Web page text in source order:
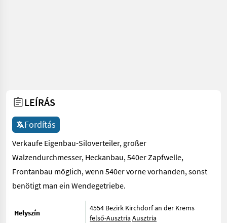
LEÍRÁS
Fordítás
Verkaufe Eigenbau-Siloverteiler, großer
Walzendurchmesser, Heckanbau, 540er Zapfwelle,
Frontanbau möglich, wenn 540er vorne vorhanden, sonst
benötigt man ein Wendegetriebe.
Helyszín
4554 Bezirk Kirchdorf an der Krems
felső-Ausztria Ausztria